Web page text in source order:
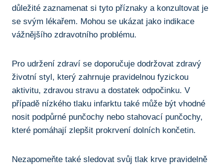
důležité zaznamenat si tyto příznaky a konzultovat je
se ‍svým lékařem. Mohou se ‌ukázat jako ‍indikace
‍vážnějšího zdravotního problému.
Pro⁤ udržení zdraví se doporučuje ​dodržovat zdravý
životní styl, který zahrnuje pravidelnou ⁤fyzickou
aktivitu,⁤ zdravou stravu a dostatek odpočinku. V
případě nízkého⁢ tlaku⁢ infarktu ⁤také ⁣může ⁤být ​vhodné
nosit podpůrné punčochy nebo stahovací punčochy,
které‌ pomáhají zlepšit prokrvení dolních končetin.
Nezapomeňte také sledovat svůj ​tlak krve pravidelně